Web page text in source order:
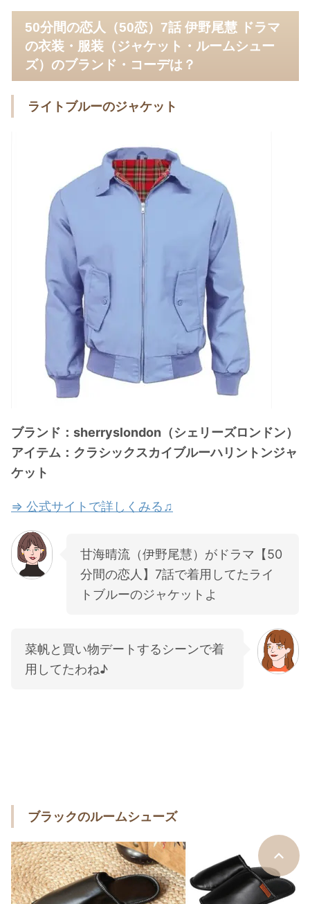
50分間の恋人（50恋）7話 伊野尾慧 ドラマ
の衣装・服装（ジャケット・ルームシュー
ズ）のブランド・コーデは？
ライトブルーのジャケット
ブランド：sherryslondon（シェリーズロンドン）
アイテム：クラシックスカイブルーハリントンジャ
ケット
⇒ 公式サイトで詳しくみる♫
甘海晴流（伊野尾慧）がドラマ【50
分間の恋人】7話で着用してたライ
トブルーのジャケットよ
菜帆と買い物デートするシーンで着
用してたわね♪
ブラックのルームシューズ